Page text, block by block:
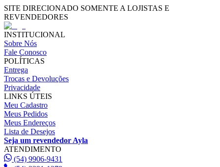
SITE DIRECIONADO SOMENTE A LOJISTAS E
REVENDEDORES
INSTITUCIONAL
Sobre Nós
Fale Conosco
POLÍTICAS
Entrega
Trocas e Devoluções
Privacidade
LINKS ÚTEIS
Meu Cadastro
Meus Pedidos
Meus Endereços
Lista de Desejos
Seja um revendedor Ayla
ATENDIMENTO
(54) 9906-9431